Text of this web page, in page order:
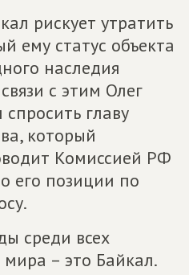
рискует утратить
ему статус объекта
наследия
с этим Олег
главу
который
Комиссией РФ
его позиции по
среди всех
– это Байкал.